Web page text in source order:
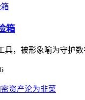
箱
具，被形象喻为守护